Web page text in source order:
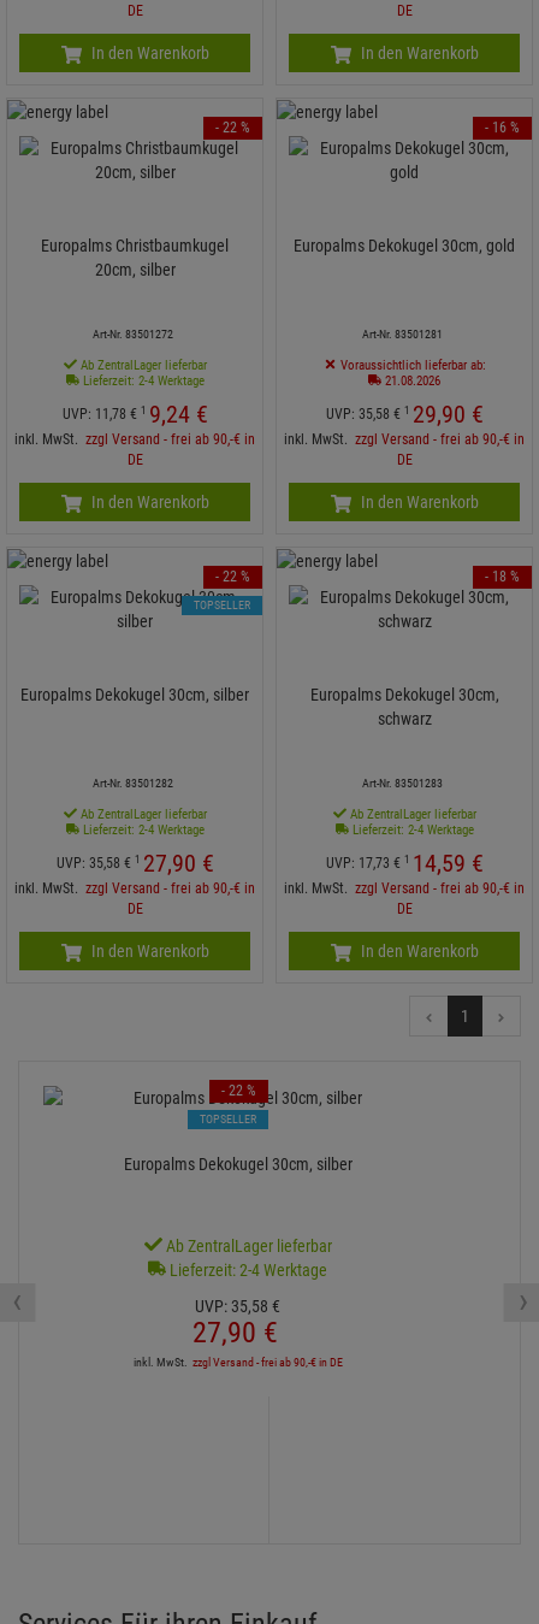
DE
In den Warenkorb
DE
In den Warenkorb
Europalms Christbaumkugel
20cm, silber
Art-Nr. 83501272
Ab ZentralLager lieferbar
Lieferzeit: 2-4 Werktage
UVP: 11,78 € 1 9,24 €
inkl. MwSt. zzgl Versand - frei ab 90,-€ in
DE
- 22 %
In den Warenkorb
Europalms Dekokugel 30cm, gold
Art-Nr. 83501281
Voraussichtlich lieferbar ab:
21.08.2026
UVP: 35,58 € 1 29,90 €
inkl. MwSt. zzgl Versand - frei ab 90,-€ in
DE
- 16 %
In den Warenkorb
Europalms Dekokugel 30cm, silber
Art-Nr. 83501282
Ab ZentralLager lieferbar
Lieferzeit: 2-4 Werktage
UVP: 35,58 € 1 27,90 €
inkl. MwSt. zzgl Versand - frei ab 90,-€ in
DE
- 22 %
TOPSELLER
In den Warenkorb
Europalms Dekokugel 30cm,
schwarz
Art-Nr. 83501283
Ab ZentralLager lieferbar
Lieferzeit: 2-4 Werktage
UVP: 17,73 € 1 14,59 €
inkl. MwSt. zzgl Versand - frei ab 90,-€ in
DE
- 18 %
In den Warenkorb
1
Europalms Dekokugel 30cm, silber
Ab ZentralLager lieferbar
Lieferzeit: 2-4 Werktage
UVP: 35,58 €
27,90 €
inkl. MwSt. zzgl Versand - frei ab 90,-€ in DE
- 22 %
TOPSELLER
‹ ›